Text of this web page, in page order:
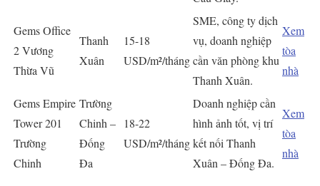
Gems Office
2 Vương
Thừa Vũ
Thanh
Xuân
15-18
USD/m²/tháng
SME, công ty dịch
vụ, doanh nghiệp
cần văn phòng khu
Thanh Xuân.
Xem
tòa
nhà
Gems Empire
Tower 201
Trường
Chinh
Trường
Chinh –
Đống
Đa
18-22
USD/m²/tháng
Doanh nghiệp cần
hình ảnh tốt, vị trí
kết nối Thanh
Xuân – Đống Đa.
Xem
tòa
nhà